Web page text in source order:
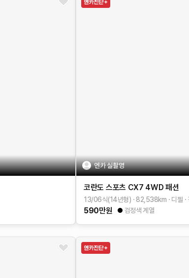
엔카 실촬영
코란도 스포츠 CX7 4WD 패션
13/06식(14년형) 82,538km 디젤
590만원 검정색 계열